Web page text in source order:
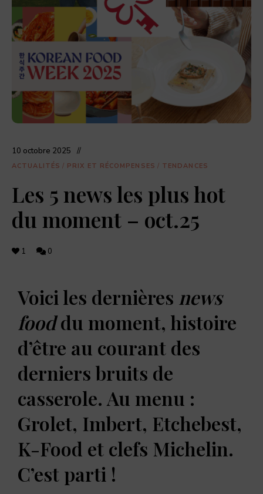
dernières
actualités
food,
adresses
de
coffee
shops,
et
pâtisseries
à
découvrir.
10 octobre 2025
ACTUALITÉS / PRIX ET RÉCOMPENSES / TENDANCES
Les 5 news les plus hot
du moment – oct.25
1 0
Voici les dernières news
fooddu moment, histoire
d’être au courant des
derniers bruits de
casserole. Au menu :
Grolet, Imbert, Etchebest,
K-Food et clefs Michelin.
C’est parti !